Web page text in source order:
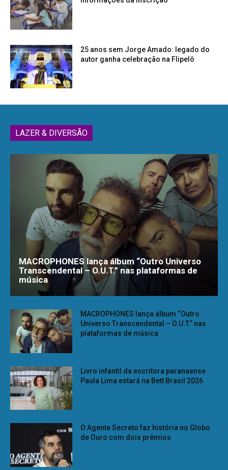
25 anos sem Jorge Amado: legado do
autor ganha celebração na Flipelô
LAZER & DIVERSÃO
MACROPHONES lança álbum “Outro Universo
Transcendental – O.U.T.” nas plataformas de
música
MACROPHONES lança álbum “Outro
Universo Transcendental – O.U.T.” nas
plataformas de música
Livro infantil da escritora paranaense
Paula Lima estará na Bett Brasil 2026
O Agente Secreto faz história no Globo
de Ouro com dois prêmios